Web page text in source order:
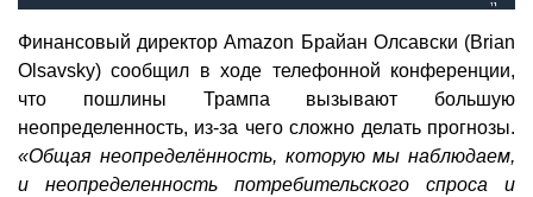
Финансовый директор Amazon Брайан Олсавски (Brian
Olsavsky) сообщил в ходе телефонной конференции,
что пошлины Трампа вызывают большую
неопределенность, из-за чего сложно делать прогнозы.
«Общая неопределённость, которую мы наблюдаем,
и неопределенность потребительского спроса и